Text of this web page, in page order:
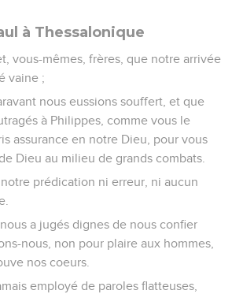
à Thessalonique
vous-mêmes, frères, que notre arrivée
vaine ;
nous eussions souffert, et que
à Philippes, comme vous le
assurance en notre Dieu, pour vous
Dieu au milieu de grands combats.
prédication ni erreur, ni aucun
a jugés dignes de nous confier
nous, non pour plaire aux hommes,
nos coeurs.
employé de paroles flatteuses,